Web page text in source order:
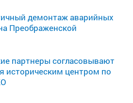
демонтаж аварийных
Преображенской
партнеры согласовывают
историческим центром по